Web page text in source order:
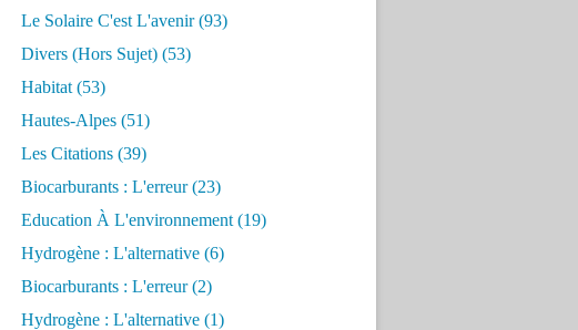
Le Solaire C'est L'avenir(93)
Divers (hors Sujet) (53)
Habitat (53)
Hautes-Alpes (51)
Les Citations (39)
Biocarburants : L'erreur(23)
Education À L'environnement (19)
Hydrogène : L'alternative (6)
Biocarburants : L'erreur(2)
Hydrogène : L'alternative (1)